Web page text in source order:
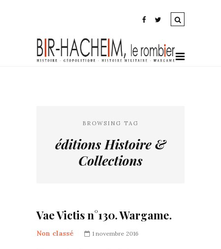
BROWSING TAG
éditions Histoire &
Collections
Vae Victis n°130. Wargame.
Non classé 1 novembre 2016